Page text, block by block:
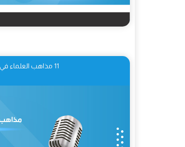
11 مذاهب العلماء في الوقف على رؤوس الآي